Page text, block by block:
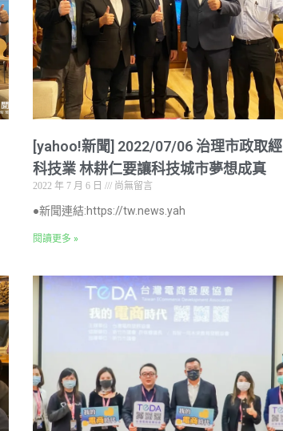
[yahoo!新聞] 2022/07/06 治理市政取經
科技業 林耕仁要讓科技城市夢想成真
2022 年 7 月 6 日 尚無留言
●新聞連結:https://tw.news.yah
閱讀更多 »